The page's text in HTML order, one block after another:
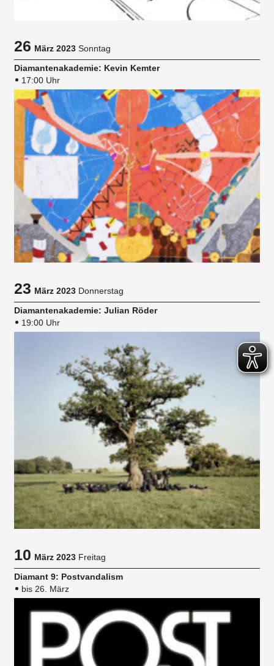
26März 2023 Sonntag
Diamantenakademie: Kevin Kemter
17:00 Uhr
23März 2023 Donnerstag
Diamantenakademie: Julian Röder
19:00 Uhr
10März 2023 Freitag
Diamant 9: Postvandalism
bis 26. März